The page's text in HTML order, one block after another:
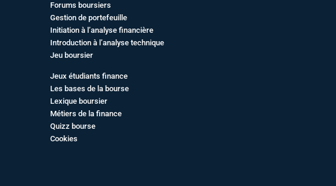
Forums boursiers
Gestion de portefeuille
Initiation à l’analyse financière
Introduction à l’analyse technique
Jeu boursier
Jeux étudiants finance
Les bases de la bourse
Lexique boursier
Métiers de la finance
Quizz bourse
Cookies